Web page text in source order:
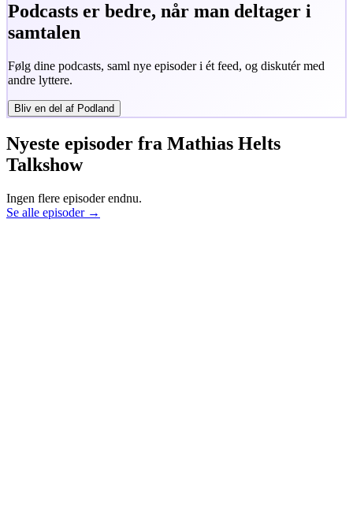
Podcasts er bedre, når man deltager i
samtalen
Følg dine podcasts, saml nye episoder i ét feed, og diskutér med
andre lyttere.
Bliv en del af Podland
Nyeste episoder fra Mathias Helts
Talkshow
Ingen flere episoder endnu.
Se alle episoder →